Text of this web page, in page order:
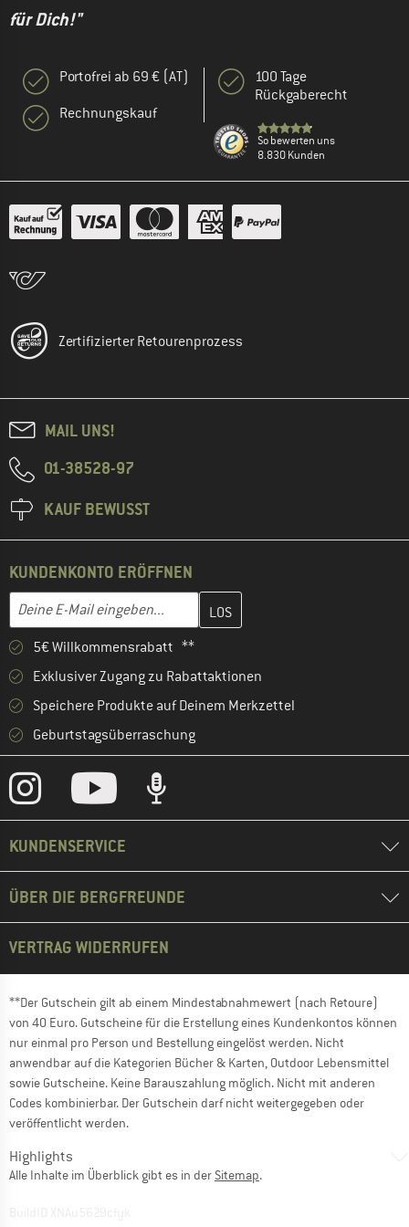
für Dich!"
Portofrei ab 69 € (AT)
Rechnungskauf
100 Tage
Rückgaberecht
So bewerten uns
8.830 Kunden
Zertifizierter Retourenprozess
MAIL UNS!
01-38528-97
KAUF BEWUSST
KUNDENKONTO ERÖFFNEN
E-Mail-Adresse
Gib hier deine E-Mail-Adresse ein und erstelle im nächsten
5€ Willkommensrabatt **
Exklusiver Zugang zu Rabattaktionen
Speichere Produkte auf Deinem Merkzettel
Geburtstagsüberraschung
KUNDENSERVICE
ÜBER DIE BERGFREUNDE
VERTRAG WIDERRUFEN
**Der Gutschein gilt ab einem Mindestabnahmewert (nach Retoure)
von 40 Euro. Gutscheine für die Erstellung eines Kundenkontos können
nur einmal pro Person und Bestellung eingelöst werden. Nicht
anwendbar auf die Kategorien Bücher & Karten, Outdoor Lebensmittel
sowie Gutscheine. Keine Barauszahlung möglich. Nicht mit anderen
Codes kombinierbar. Der Gutschein darf nicht weitergegeben oder
veröffentlicht werden.
Highlights
Alle Inhalte im Überblick gibt es in der Sitemap.